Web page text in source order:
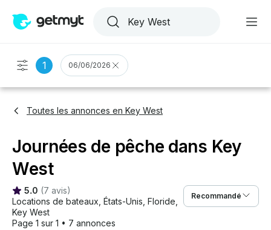
1 06/06/2026
Toutes les annonces en Key West
Journées de pêche dans Key
West
5.0 (7 avis)
Locations de bateaux États-Unis Floride
Key West
Page 1 sur 1 • 7 annonces
Recommandé